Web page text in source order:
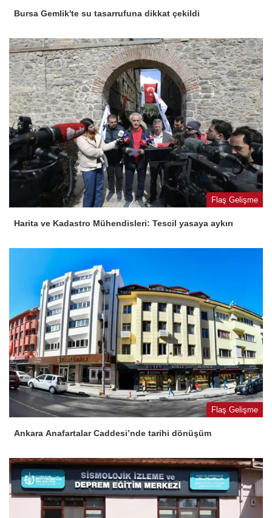
Bursa Gemlik'te su tasarrufuna dikkat çekildi
Flaş Gelişme
Harita ve Kadastro Mühendisleri: Tescil yasaya aykırı
Flaş Gelişme
Ankara Anafartalar Caddesi’nde tarihi dönüşüm